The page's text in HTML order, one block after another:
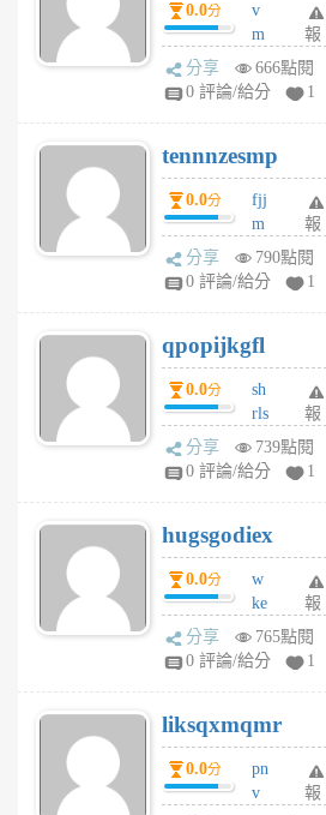
月
前
0.0分
v
m
sg
sr
6
個
月
前
報
分享
666點閱
0 評論/給分
1
tennnzesmp
0.0分
fjj
m
w
rs
6
個
月
前
報
分享
790點閱
0 評論/給分
1
qpopijkgfl
0.0分
sh
rls
k
m
6
個
月
前
報
分享
739點閱
0 評論/給分
1
hugsgodiex
0.0分
w
ke
rv
pj
6
個
月
前
報
分享
765點閱
0 評論/給分
1
liksqxmqmr
0.0分
pn
v
報